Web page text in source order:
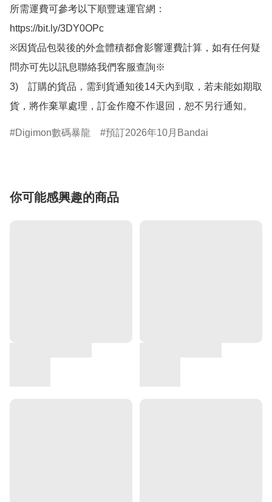
所需運費可參考以下順豐速運官網：
https://bit.ly/3DY0OPc
※因貨品包裝後的外盒體積都會影響運費計算，如有任何疑
問亦可先以訊息聯絡我們客服查詢※
3)　訂購的貨品，需到貨通知後14天內到取，若未能如期取
貨，將作棄單處理，訂金作廢不作退回，恕不另行通知。
Digimon數碼暴龍 預訂2026年10月Bandai
你可能感興趣的商品